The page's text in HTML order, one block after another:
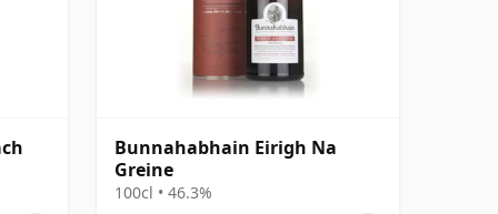
Bunnahabhain Eirigh Na
Greine
100cl • 46.3%